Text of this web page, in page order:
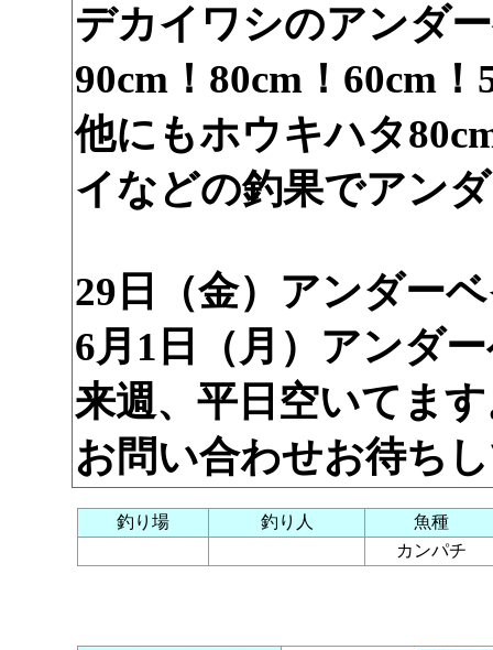
デカイワシのアンダ
90cm！80cm！60cm
他にもホウキハタ
イなどの釣果でアン
29日（金）アンダー
6月1日（月）アンダ
来週、平日空いてま
お問い合わせお待ち
釣り場 釣り人
魚種
カンパチ